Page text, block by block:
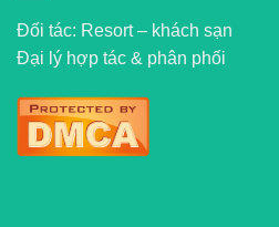
Đối tác: Resort – khách sạn
Đại lý hợp tác & phân phối